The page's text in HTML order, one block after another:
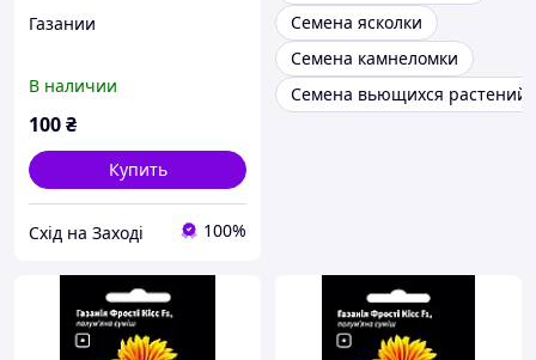
Газании
В наличии
100₴
Купить
Схід на Заході 100%
Семена ясколки
Семена камнеломки
Семена вьющихся растений